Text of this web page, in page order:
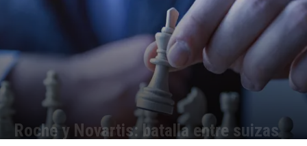
Roche y Novartis: batalla entre suizas